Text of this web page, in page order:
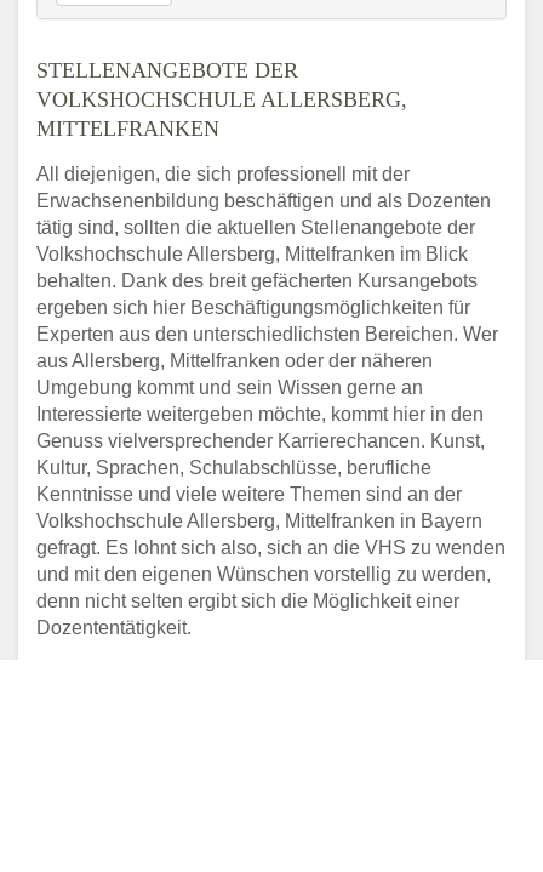
STELLENANGEBOTE DER
VOLKSHOCHSCHULE ALLERSBERG,
MITTELFRANKEN
All diejenigen, die sich professionell mit der
Erwachsenenbildung beschäftigen und als Dozenten
tätig sind, sollten die aktuellen Stellenangebote der
Volkshochschule Allersberg, Mittelfranken im Blick
behalten. Dank des breit gefächerten Kursangebots
ergeben sich hier Beschäftigungsmöglichkeiten für
Experten aus den unterschiedlichsten Bereichen. Wer
aus Allersberg, Mittelfranken oder der näheren
Umgebung kommt und sein Wissen gerne an
Interessierte weitergeben möchte, kommt hier in den
Genuss vielversprechender Karrierechancen. Kunst,
Kultur, Sprachen, Schulabschlüsse, berufliche
Kenntnisse und viele weitere Themen sind an der
Volkshochschule Allersberg, Mittelfranken in Bayern
gefragt. Es lohnt sich also, sich an die VHS zu wenden
und mit den eigenen Wünschen vorstellig zu werden,
denn nicht selten ergibt sich die Möglichkeit einer
Dozententätigkeit.